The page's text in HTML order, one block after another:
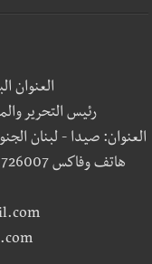
العنوان
رئيس التحرير
العنوان: صيدا - لبنان
هاتف وفاكس 726007 (7) 00961 - خليوي 226013 (3) 00961